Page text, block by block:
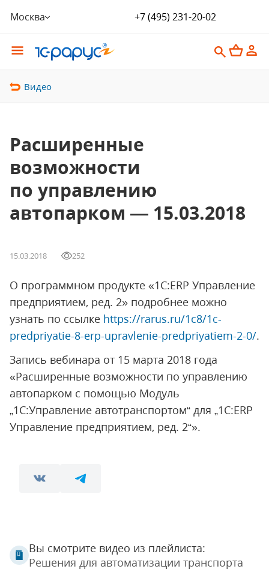
Москва +7 (495) 231-20-02
Видео
Расширенные
возможности
по управлению
автопарком — 15.03.2018
15.03.2018 252
О программном продукте «1С:ERP Управление
предприятием, ред. 2» подробнее можно
узнать по ссылке https://rarus.ru/1c8/1c-
predpriyatie-8-erp-upravlenie-predpriyatiem-2-0/.
Запись вебинара от 15 марта 2018 года
«Расширенные возможности по управлению
автопарком с помощью Модуль
„1С:Управление автотранспортом“ для „1С:ERP
Управление предприятием, ред. 2“».
Вы смотрите видео из плейлиста:
Решения для автоматизации транспорта